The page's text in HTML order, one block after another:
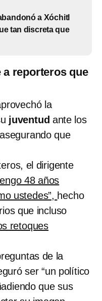
a Xóchitl
tan discreta que
reporteros que
la
juventud ante los
que
el dirigente
48 años
ustedes”, hecho
que incluso
retoques
de la
ser “un político
que sus